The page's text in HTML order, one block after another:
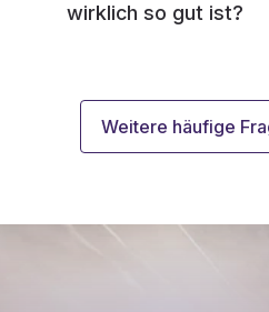
wirklich so gut ist?
Weitere häufige